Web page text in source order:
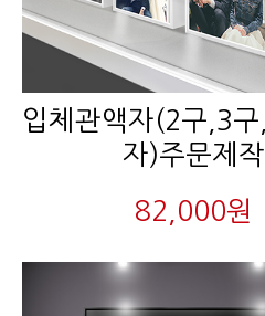
자)주문제작
82,000원